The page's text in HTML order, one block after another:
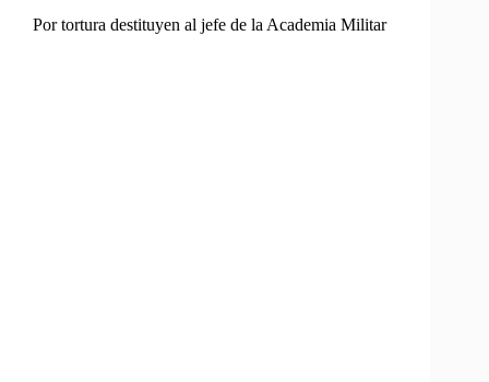
Por tortura destituyen al jefe de la Academia Militar